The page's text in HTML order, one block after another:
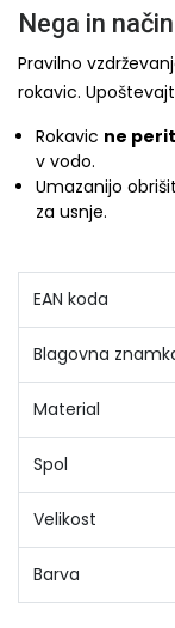
Nega in
Pravilno
rokavic.
Rokavic ne
v vodo.
Umazanijo
za usnje.
EAN koda
Blagovna
Material
Spol
Velikost
Barva